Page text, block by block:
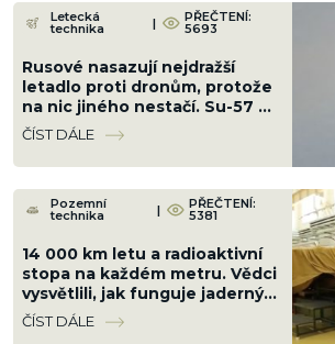
Letecká
technika | PŘEČTENÍ:
5693
Rusové nasazují nejdražší
letadlo proti dronům, protože
na nic jiného nestačí. Su-57 v
nové konfiguraci stačí radar
„Bělka“
ČÍST DÁLE
Pozemní
technika | PŘEČTENÍ:
5381
14 000 km letu a radioaktivní
stopa na každém metru. Vědci
vysvětlili, jak funguje jaderný
motor ruské střely
Burevestnik
ČÍST DÁLE